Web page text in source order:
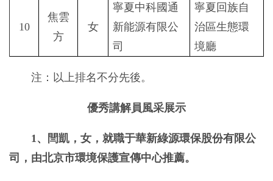
10
焦雲
方
女
寧夏中科國通
新能源有限公
司
寧夏回族自
治區生態環
境廳
注：以上排名不分先後。
優秀講解員風采展示
1、閆凱，女，就職于華新綠源環保股份有限公
司，由北京市環境保護宣傳中心推薦。